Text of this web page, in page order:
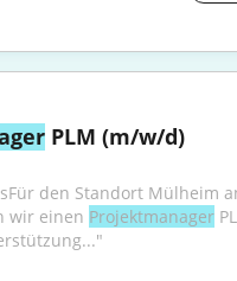
PLM (m/w/d)
den Standort Mülheim
wir einen Projektmanager